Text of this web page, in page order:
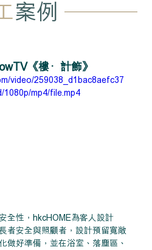
案例
《樓·計飾》
video/259038_d1bac8aefc37
1080p/mp4/file.mp4
全性，hkcHOME為客人設計
者安全與照顧者，設計預留寬敞
做好準備，並在浴室、落塵區、